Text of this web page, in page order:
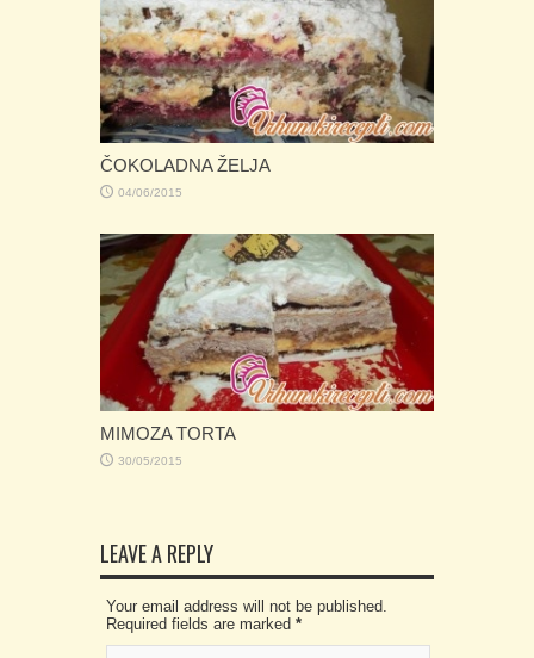
ČOKOLADNA ŽELJA
04/06/2015
MIMOZA TORTA
30/05/2015
LEAVE A REPLY
Your email address will not be published.
Required fields are marked *